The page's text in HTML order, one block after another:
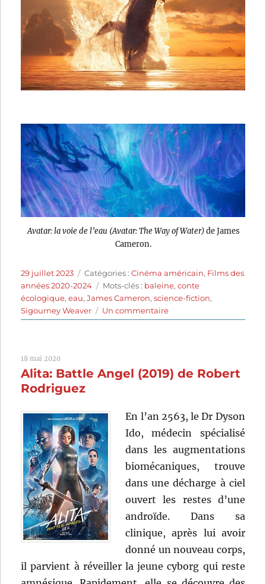
Avatar: la voie de l’eau (Avatar: The Way of Water)de James
Cameron.
Publié
le
29 juillet 2023 Catégories
Catégories :Cinéma américain, Films des
années 2020-2024
Étiquettes
Mots-clés : baleine,conte
écologique,eau,James Cameron,science-fiction,
Sigourney Weaver
Un commentairesur
Avatar:
l’eau
Cameron
18 mai 2020
Alita: Battle Angel (2019) de Robert
Rodriguez
En l’an 2563, le Dr Dyson
Ido, médecin spécialisé
dans les augmentations
biomécaniques, trouve
dans une décharge à ciel
ouvert les restes d’une
androïde. Dans sa
clinique, après lui avoir
donné un nouveau corps,
il parvient à réveiller la jeune cyborg qui reste